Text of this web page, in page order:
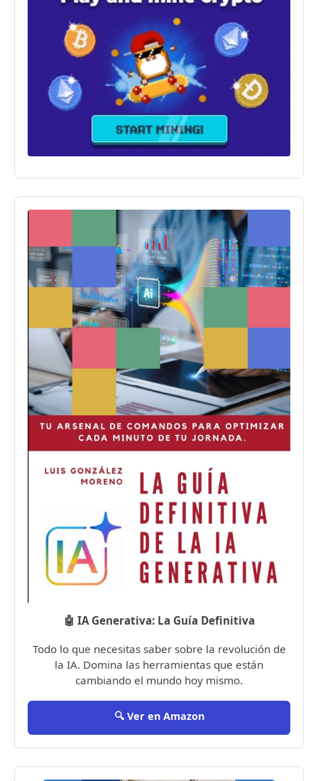
🤖 IA Generativa: La Guía Definitiva
Todo lo que necesitas saber sobre la revolución de
la IA. Domina las herramientas que están
cambiando el mundo hoy mismo.
🔍 Ver en Amazon